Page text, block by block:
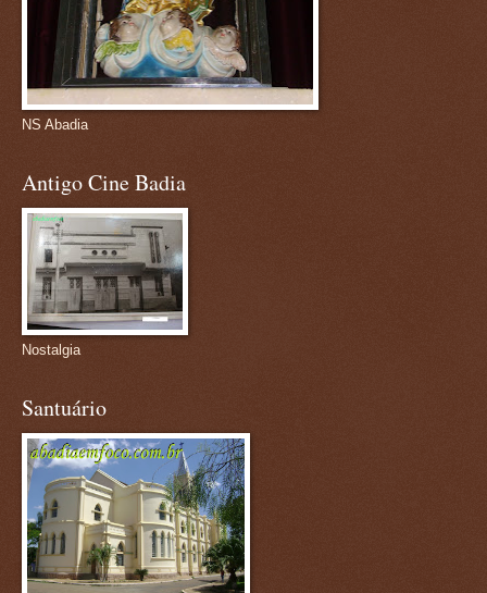
NS Abadia
Antigo Cine Badia
Nostalgia
Santuário